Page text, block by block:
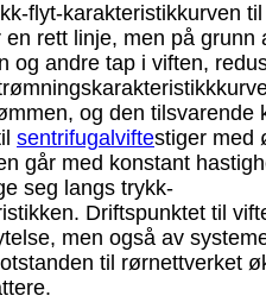
flyt-karakteristikkurven til
en rett linje, men på grunn
og andre tap i viften,
og den tilsvarende
sentrifugalviftestiger med
går med konstant
seg langs trykk-
Driftspunktet til
men også av
til rørnettverket